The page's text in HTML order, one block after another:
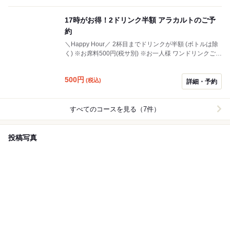
17時がお得！2ドリンク半額 アラカルトのご予
約
＼Happy Hour／ 2杯目までドリンクが半額 (ボトルは除
く) ※お席料500円(税サ別) ※お一人様 ワンドリンクご注
500円 (税込) 詳細・予約
すべてのコースを見る（7件）
投稿写真